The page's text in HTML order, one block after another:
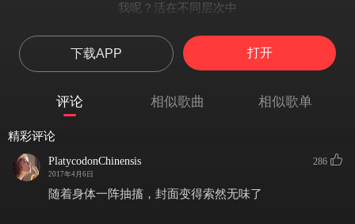
我呢？活在不同层次中
啊~
Open-mouthed, siphoning peace, unlocking cages
惊奇，吸取和平和未上锁的牢笼
啊~
To the ends of each arm
I’m running I'm running
下载APP 打开
评论 相似歌曲 相似歌单
精彩评论
PlatycodonChinensis
2017年4月6日
286
随着身体一阵抽搐，封面变得索然无味了